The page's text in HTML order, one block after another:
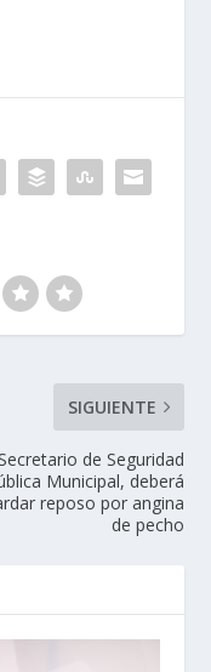
SIGUIENTE
de Seguridad
Municipal, deberá
reposo por angina
de pecho